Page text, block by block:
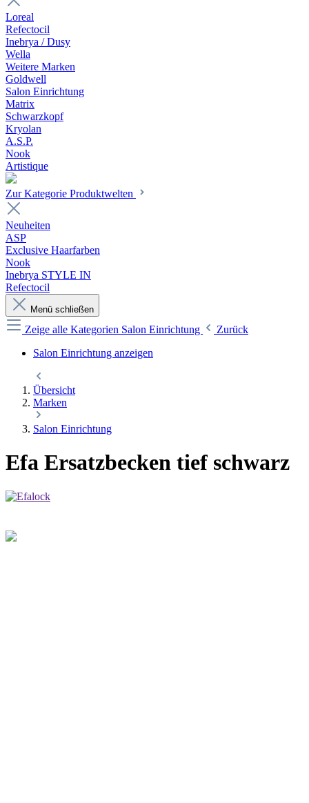
Loreal
Refectocil
Inebrya / Dusy
Wella
Weitere Marken
Goldwell
Salon Einrichtung
Matrix
Schwarzkopf
Kryolan
A.S.P.
Nook
Artistique
Zur Kategorie Produktwelten
Neuheiten
ASP
Exclusive Haarfarben
Nook
Inebrya STYLE IN
Refectocil
Menü schließen
Zeige alle Kategorien Salon Einrichtung
Zurück
Salon Einrichtung anzeigen
Übersicht
Marken
Salon Einrichtung
Efa Ersatzbecken tief schwarz